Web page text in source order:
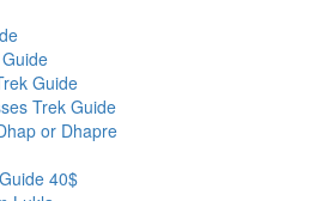
Guide
Trek Guide
or Dhapre
40$